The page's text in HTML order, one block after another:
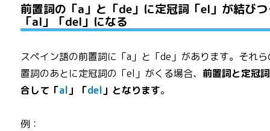
前置詞の「a」と「de」に定冠詞「el」が結び
「al」「del」になる
スペイン語の前置詞に「a」と「de」があります。それ
置詞のあとに定冠詞の「el」がくる場合、 前置詞と定冠
合して「al 」「del 」となります。
例：